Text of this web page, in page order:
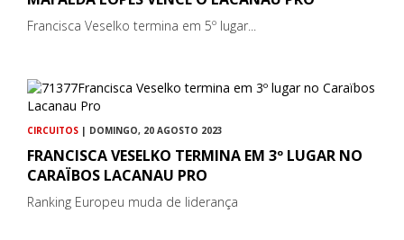
Francisca Veselko termina em 5º lugar...
CIRCUITOS | DOMINGO, 20 AGOSTO 2023
FRANCISCA VESELKO TERMINA EM 3º LUGAR NO
CARAÏBOS LACANAU PRO
Ranking Europeu muda de liderança